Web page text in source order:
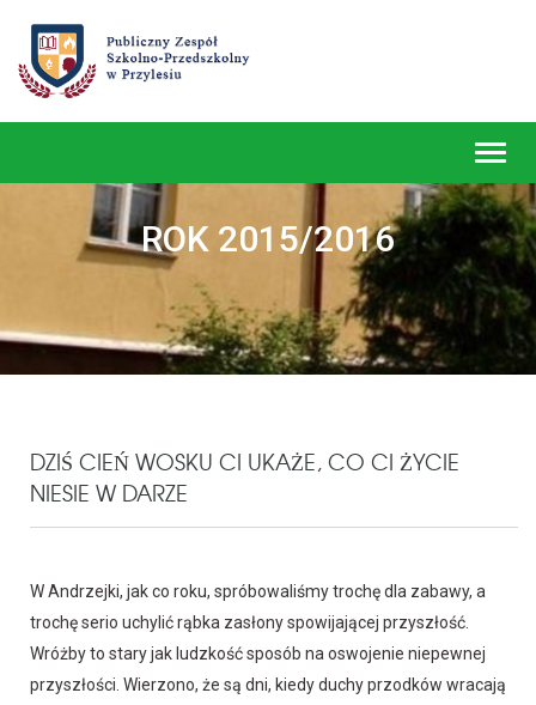
ROK 2015/2016
DZIŚ CIEŃ WOSKU CI UKAŻE, CO CI ŻYCIE
NIESIE W DARZE
W Andrzejki, jak co roku, spróbowaliśmy trochę dla zabawy, a
trochę serio uchylić rąbka zasłony spowijającej przyszłość.
Wróżby to stary jak ludzkość sposób na oswojenie niepewnej
przyszłości. Wierzono, że są dni, kiedy duchy przodków wracają